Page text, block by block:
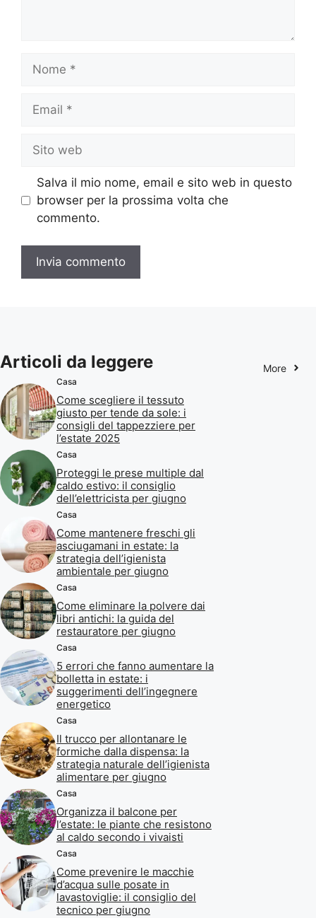
Nome
Email
Sito
web
Salva il mio nome, email e sito web in questo
browser per la prossima volta che
commento.
Articoli da leggere More
Casa
Come scegliere il tessuto
giusto per tende da sole: i
consigli del tappezziere per
l’estate 2025
Casa
Proteggi le prese multiple dal
caldo estivo: il consiglio
dell’elettricista per giugno
Casa
Come mantenere freschi gli
asciugamani in estate: la
strategia dell’igienista
ambientale per giugno
Casa
Come eliminare la polvere dai
libri antichi: la guida del
restauratore per giugno
Casa
5 errori che fanno aumentare la
bolletta in estate: i
suggerimenti dell’ingegnere
energetico
Casa
Il trucco per allontanare le
formiche dalla dispensa: la
strategia naturale dell’igienista
alimentare per giugno
Casa
Organizza il balcone per
l’estate: le piante che resistono
al caldo secondo i vivaisti
Casa
Come prevenire le macchie
d’acqua sulle posate in
lavastoviglie: il consiglio del
tecnico per giugno